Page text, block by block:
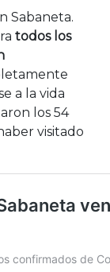
Sabaneta.
todos los
a la vida
los 54
visitado